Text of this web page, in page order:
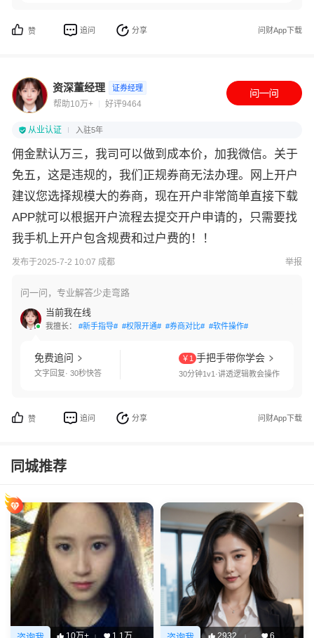
赞 追问 分享 问财App下载
资深董经理 证券经理
帮助10万+ 好评9464
从业认证 入驻5年
佣金默认万三，我司可以做到成本价，加我微信。关于
免五，这是违规的，我们正规券商无法办理。网上开户
建议您选择规模大的券商，现在开户非常简单直接下载
APP就可以根据开户流程去提交开户申请的，只需要找
我手机上开户包含规费和过户费的！！
发布于2025-7-2 10:07 成都 举报
问一问，专业解答少走弯路
当前我在线
我擅长： #新手指导# #权限开通# #券商对比# #软件操作#
免费追问
文字回复· 30秒快答
￥1 手把手带你学会
30分钟1v1·讲透逻辑教会操作
赞 追问 分享 问财App下载
同城推荐
| |